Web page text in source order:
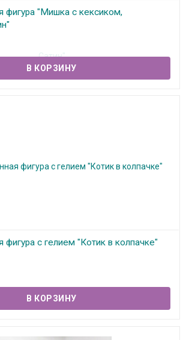
фигура "Мишка с кексиком,
фигура с гелием "Котик в колпачке"